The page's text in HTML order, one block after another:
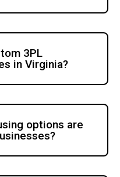
3PL
in Virginia?
options are